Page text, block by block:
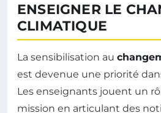
ENSEIGNER LE
CLIMATIQUE
La sensibilisation au
est devenue une priorité
Les enseignants jouent un
mission en articulant des